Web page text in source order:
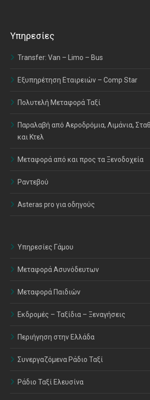
Υπηρεσίες
Transfer: Van – Limo – Bus
Εξυπηρέτηση Εταιρειών – Comp Star
Πολυτελή Μεταφορά Ταξί
Παραλαβή από Αεροδρόμια, Λιμάνια,
και Κτελ
Μεταφορά από και προς τα Ξενοδοχεία
Ραντεβού
Asteras pro για οδηγούς
Υπηρεσίες Γάμου
Μεταφορά Ασυνόδευτων
Μεταφορά Παιδιών
Εκδρομές – Ταξίδια – Ξεναγήσεις
Περιήγηση στην Ελλάδα
Συνεργαζόμενα Ράδιο Ταξί
Ράδιο Ταξί Ελευσίνα